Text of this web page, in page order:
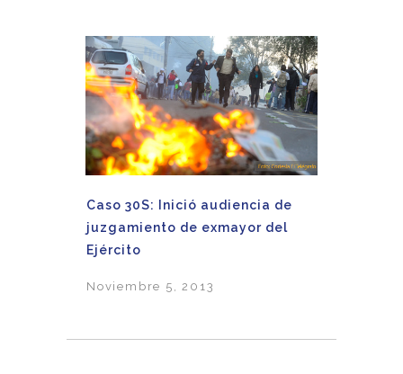
Caso 30S: Inició audiencia de
juzgamiento de exmayor del
Ejército
Noviembre 5, 2013